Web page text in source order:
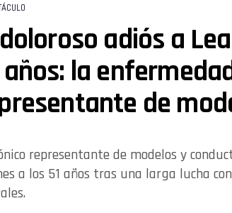
adiós a
años: la
de
representante de modelos y
a los 51 años tras una larga lucha